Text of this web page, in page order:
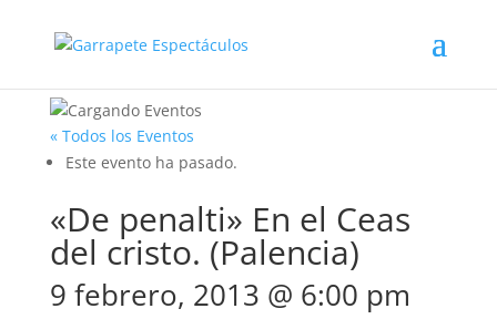
« Todos los Eventos
Este evento ha pasado.
«De penalti» En el Ceas
del cristo. (Palencia)
9 febrero, 2013 @ 6:00 pm